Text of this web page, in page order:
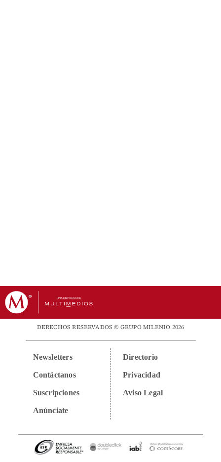
DERECHOS RESERVADOS © GRUPO MILENIO 2026
Newsletters
Contáctanos
Suscripciones
Anúnciate
Directorio
Privacidad
Aviso Legal